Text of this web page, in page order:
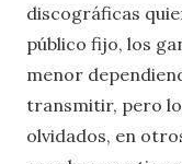
discográficas
público fijo, los
menor
transmitir, pero
olvidados, en